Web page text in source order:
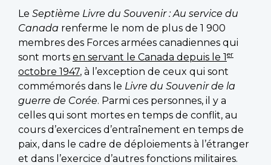
Le Septième Livre du Souvenir : Au service du
Canada renferme le nom de plus de 1 900
membres des Forces armées canadiennes qui
sont morts en servant le Canada depuis le 1er
octobre 1947, à l’exception de ceux qui sont
commémorés dans le Livre du Souvenir de la
guerre de Corée. Parmi ces personnes, il y a
celles qui sont mortes en temps de conflit, au
cours d’exercices d’entraînement en temps de
paix, dans le cadre de déploiements à l’étranger
et dans l’exercice d’autres fonctions militaires.